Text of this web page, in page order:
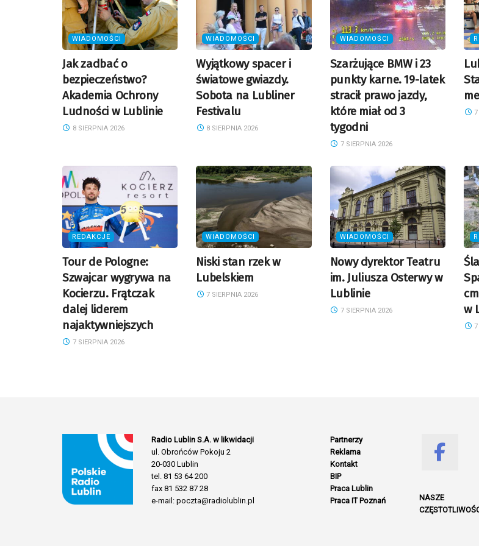
WIADOMOŚCI
Jak zadbać o
bezpieczeństwo?
Akademia Ochrony
Ludności w Lublinie
8 SIERPNIA 2026
WIADOMOŚCI
Wyjątkowy spacer i
światowe gwiazdy.
Sobota na Lubliner
Festivalu
8 SIERPNIA 2026
WIADOMOŚCI
Szarżujące BMW i 23
punkty karne. 19-latek
stracił prawo jazdy,
które miał od 3
tygodni
7 SIERPNIA 2026
REDAKCJE
Tour de Pologne:
Szwajcar wygrywa na
Kocierzu. Frątczak
dalej liderem
najaktywniejszych
7 SIERPNIA 2026
WIADOMOŚCI
Niski stan rzek w
Lubelskiem
7 SIERPNIA 2026
WIADOMOŚCI
Nowy dyrektor Teatru
im. Juliusza Osterwy w
Lublinie
7 SIERPNIA 2026
w
Radio Lublin S.A. w likwidacji
ul. Obrońców Pokoju 2
20-030 Lublin
tel. 81 53 64 200
fax 81 532 87 28
e-mail: poczta@radiolublin.pl
Partnerzy
Reklama
Kontakt
BIP
Praca Lublin
Praca IT Poznań
NASZE